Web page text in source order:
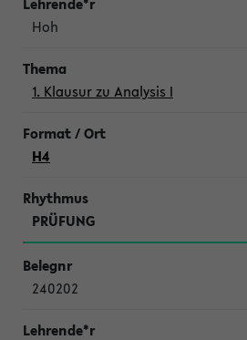
Hoh
1. Klausur zu Analysis I
H4
PRÜFUNG
240202